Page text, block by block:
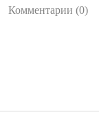
Комментарии (0)